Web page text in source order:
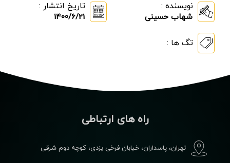
نویسنده :
شهاب حسینی
تاریخ انتشار :
1400/6/21
تگ ها :
راه های ارتباطی
تهران، پاسداران، خیابان فرخی یزدی، کوچه دوم شرقی